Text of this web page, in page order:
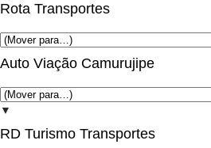
Rota Transportes
Auto Viação Camurujipe
▼
RD Turismo Transportes